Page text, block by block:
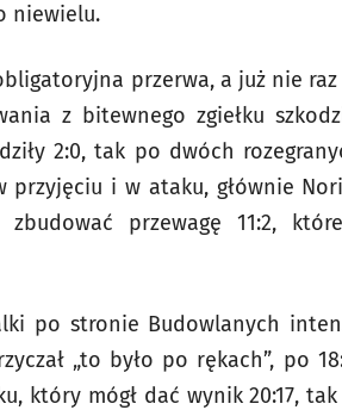
niewielu.
przerwa, a już nie raz
z bitewnego zgiełku
2:0, tak po dwóch
przyjęciu i w ataku, głównie
przewagę 11:2,
po stronie Budowlanych
„to było po rękach”, po
który mógł dać wynik 20:17,